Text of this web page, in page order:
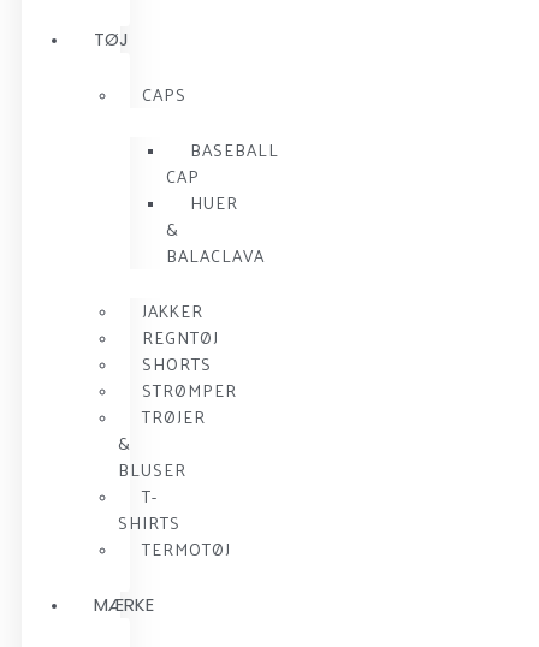
TØJ
CAPS
BASEBALL
CAP
HUER
&
BALACLAVA
JAKKER
REGNTØJ
SHORTS
STRØMPER
TRØJER
&
BLUSER
T-
SHIRTS
TERMOTØJ
MÆRKE